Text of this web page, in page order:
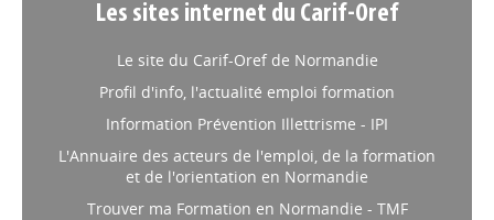
Les sites internet du Carif-Oref
Le site du Carif-Oref de Normandie
Profil d'info, l'actualité emploi formation
Information Prévention Illettrisme - IPI
L'Annuaire des acteurs de l'emploi, de la formation
et de l'orientation en Normandie
Trouver ma Formation en Normandie - TMF